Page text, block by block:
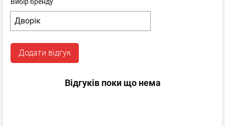
Додати відгук
Відгуків поки що нема